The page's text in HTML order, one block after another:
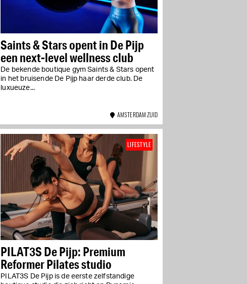
Saints & Stars opent in De Pijp
een next-level wellness club
De bekende boutique gym Saints & Stars opent
in het bruisende De Pijp haar derde club. De
luxueuze...
AMSTERDAM ZUID
PILAT3S De Pijp: Premium
Reformer Pilates studio
PILAT3S De Pijp is de eerste zelfstandige
LIFESTYLE